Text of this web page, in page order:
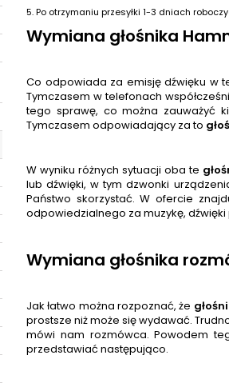
5. Po otrzymaniu przesyłki 1-3 dniach
Wymiana głośnika
Co odpowiada za emisję dźwięku w
Tymczasem w telefonach
tego sprawę, co można zauważyć
Tymczasem odpowiadający za to
W wyniku różnych sytuacji oba te
lub dźwięki, w tym dzwonki
Państwo skorzystać. W ofercie
odpowiedzialnego za muzykę,
Wymiana głośnika
Jak łatwo można rozpoznać, że
prostsze niż może się wydawać.
mówi nam rozmówca. Powodem
przedstawiać następująco.